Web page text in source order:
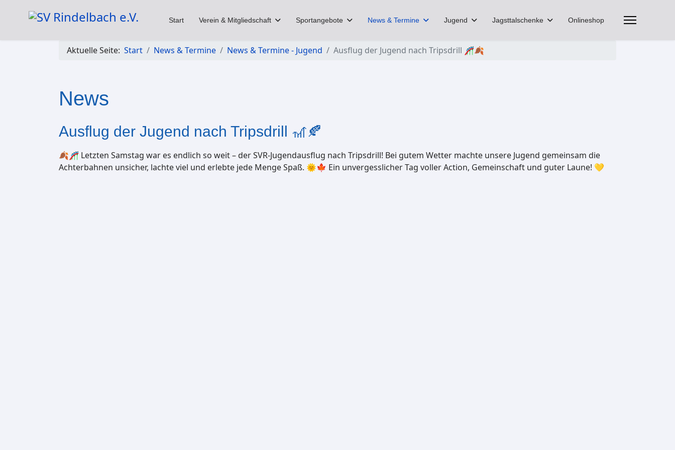
Start Verein & Mitgliedschaft Sportangebote News & Termine Jugend Jagsttalschenke Onlineshop
Aktuelle Seite: Start News & Termine News & Termine - Jugend Ausflug der Jugend nach Tripsdrill 🎢🍂
News
Ausflug der Jugend nach Tripsdrill 🎢🍂
🍂🎢 Letzten Samstag war es endlich so weit – der SVR-Jugendausflug nach Tripsdrill! Bei gutem Wetter machte unsere Jugend gemeinsam die
Achterbahnen unsicher, lachte viel und erlebte jede Menge Spaß. 🌞🍁 Ein unvergesslicher Tag voller Action, Gemeinschaft und guter Laune! 💛